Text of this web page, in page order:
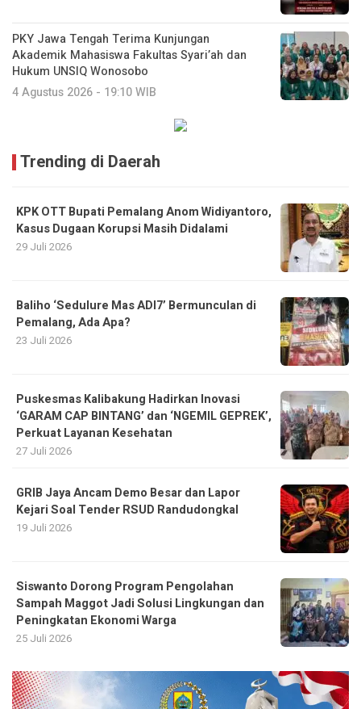
PKY Jawa Tengah Terima Kunjungan
Akademik Mahasiswa Fakultas Syari’ah dan
Hukum UNSIQ Wonosobo
4 Agustus 2026 - 19:10 WIB
Trending di Daerah
KPK OTT Bupati Pemalang Anom Widiyantoro,
Kasus Dugaan Korupsi Masih Didalami
29 Juli 2026
Baliho ‘Sedulure Mas ADI7’ Bermunculan di
Pemalang, Ada Apa?
23 Juli 2026
Puskesmas Kalibakung Hadirkan Inovasi
‘GARAM CAP BINTANG’ dan ‘NGEMIL GEPREK’,
Perkuat Layanan Kesehatan
27 Juli 2026
GRIB Jaya Ancam Demo Besar dan Lapor
Kejari Soal Tender RSUD Randudongkal
19 Juli 2026
Siswanto Dorong Program Pengolahan
Sampah Maggot Jadi Solusi Lingkungan dan
Peningkatan Ekonomi Warga
25 Juli 2026